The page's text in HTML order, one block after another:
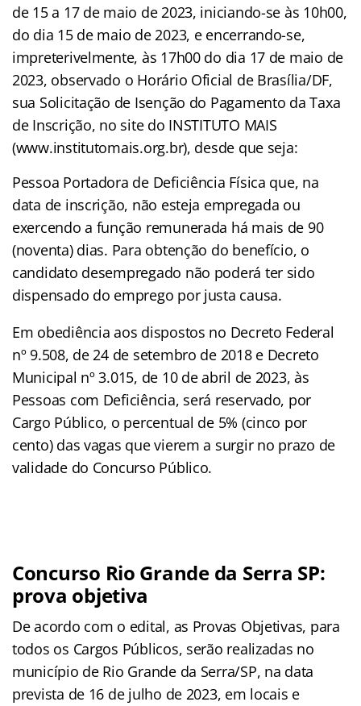
de 15 a 17 de maio de 2023, iniciando-se às 10h00,
do dia 15 de maio de 2023, e encerrando-se,
impreterivelmente, às 17h00 do dia 17 de maio de
2023, observado o Horário Oficial de Brasília/DF,
sua Solicitação de Isenção do Pagamento da Taxa
de Inscrição, no site do INSTITUTO MAIS
(www.institutomais.org.br), desde que seja:
Pessoa Portadora de Deficiência Física que, na
data de inscrição, não esteja empregada ou
exercendo a função remunerada há mais de 90
(noventa) dias. Para obtenção do benefício, o
candidato desempregado não poderá ter sido
dispensado do emprego por justa causa.
Em obediência aos dispostos no Decreto Federal
nº 9.508, de 24 de setembro de 2018 e Decreto
Municipal nº 3.015, de 10 de abril de 2023, às
Pessoas com Deficiência, será reservado, por
Cargo Público, o percentual de 5% (cinco por
cento) das vagas que vierem a surgir no prazo de
validade do Concurso Público.
Concurso Rio Grande da Serra SP:
prova objetiva
De acordo com o edital, as Provas Objetivas, para
todos os Cargos Públicos, serão realizadas no
município de Rio Grande da Serra/SP, na data
prevista de 16 de julho de 2023, em locais e